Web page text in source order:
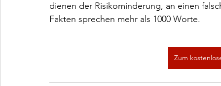
dienen der Risikominderung, an einen
Fakten sprechen mehr als 1000 Worte.
Zum